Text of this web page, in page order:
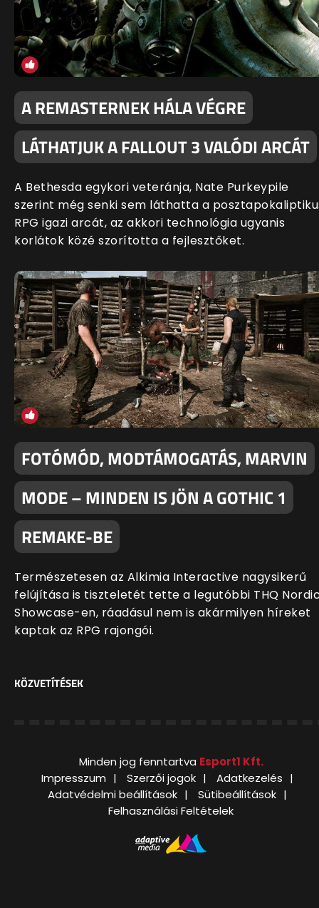
A REMASTERNEK HÁLA VÉGRE
LÁTHATJUK A FALLOUT 3 VALÓDI ARCÁT
A Bethesda egykori veteránja, Nate Purkeypile
szerint még senki sem láthatta a
RPG igazi arcát, az akkori technológia ugyanis
korlátok közé szorította a fejlesztőket.
FOTÓMÓD, MODTÁMOGATÁS, MARVIN
MODE – MINDEN IS JÖN A GOTHIC 1
REMAKE-BE
Természetesen az Alkimia Interactive nagysikerű
felújítása is tiszteletét tette a legutóbbi THQ
Showcase-en, ráadásul nem is akármilyen híreket
kaptak az RPG rajongói.
KÖZVETÍTÉSEK
Minden jog fenntartva Esport1 Kft.
Impresszum
Szerzői jogok
Adatkezelés
Adatvédelmi beállítások
Sütibeállítások
Felhasználási Feltételek